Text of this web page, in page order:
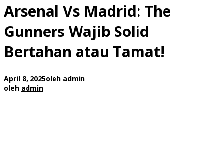
Arsenal Vs Madrid: The
Gunners Wajib Solid
Bertahan atau Tamat!
April 8, 2025oleh admin
oleh admin